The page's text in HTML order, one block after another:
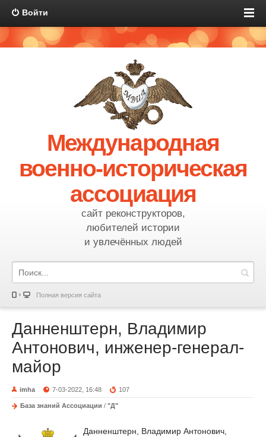
Войти
Международная
военно-историческая
ассоциация
сайт реконструкторов,
любителей истории
и увлечённых людей
Полная версия сайта
Данненштерн, Владимир
Антонович, инженер-генерал-
майор
imha 7-03-2022, 16:48 107
База знаний Ассоциации / "Д"
Данненштерн, Владимир Антонович,